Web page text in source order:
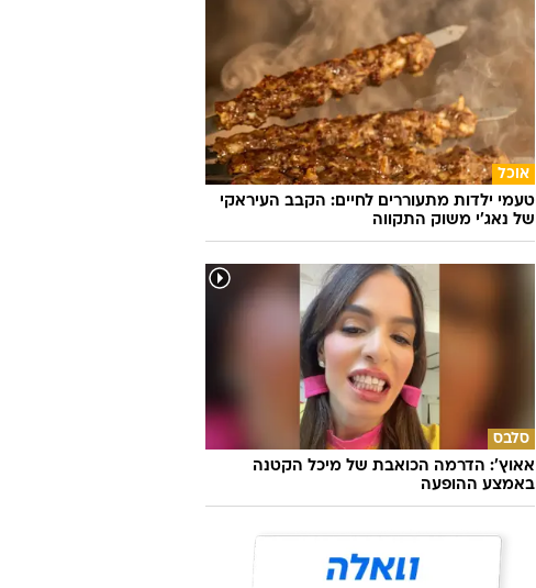
אוכל
טעמי ילדות מתעוררים לחיים: הקבב העיראקי
של נאג׳י משוק התקווה
סלבס
אאוץ': הדרמה הכואבת של מיכל הקטנה
באמצע ההופעה